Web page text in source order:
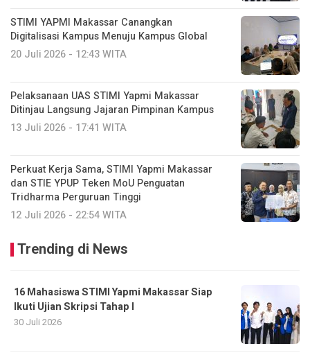
STIMI YAPMI Makassar Canangkan
Digitalisasi Kampus Menuju Kampus Global
20 Juli 2026 - 12:43 WITA
Pelaksanaan UAS STIMI Yapmi Makassar
Ditinjau Langsung Jajaran Pimpinan Kampus
13 Juli 2026 - 17:41 WITA
Perkuat Kerja Sama, STIMI Yapmi Makassar
dan STIE YPUP Teken MoU Penguatan
Tridharma Perguruan Tinggi
12 Juli 2026 - 22:54 WITA
Trending di News
16 Mahasiswa STIMI Yapmi Makassar Siap
Ikuti Ujian Skripsi Tahap I
30 Juli 2026